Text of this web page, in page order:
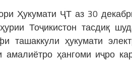
Ҳукумати ҶТ аз 30
Тоҷикистон тасдиқ
ташаккули ҳукумати
амалиётро ҳангоми иҷро